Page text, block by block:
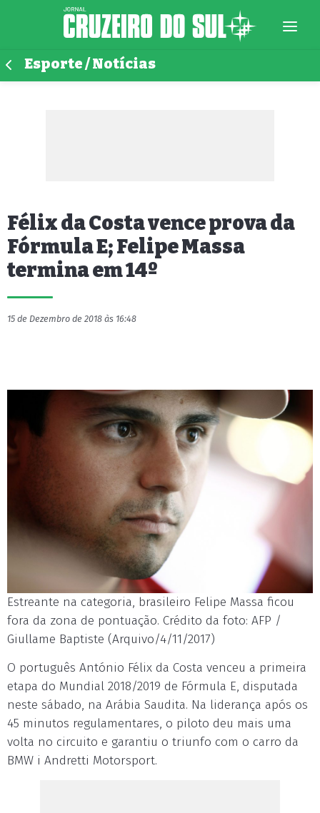
Esporte / Notícias
Félix da Costa vence prova da
Fórmula E; Felipe Massa
termina em 14º
15 de Dezembro de 2018 às 16:48
Estreante na categoria, brasileiro Felipe Massa ficou
fora da zona de pontuação. Crédito da foto: AFP /
Giullame Baptiste (Arquivo/4/11/2017)
O português António Félix da Costa venceu a primeira
etapa do Mundial 2018/2019 de Fórmula E, disputada
neste sábado, na Arábia Saudita. Na liderança após os
45 minutos regulamentares, o piloto deu mais uma
volta no circuito e garantiu o triunfo com o carro da
BMW i Andretti Motorsport.